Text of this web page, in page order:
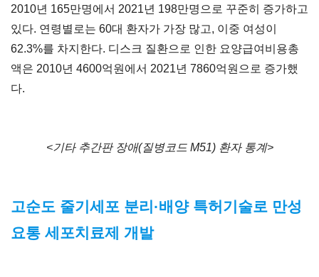
2010년 165만명에서 2021년 198만명으로 꾸준히 증가하고
있다. 연령별로는 60대 환자가 가장 많고, 이중 여성이
62.3%를 차지한다. 디스크 질환으로 인한 요양급여비용총
액은 2010년 4600억원에서 2021년 7860억원으로 증가했
다.
<기타 추간판 장애(질병코드 M51) 환자 통계>
고순도 줄기세포 분리·배양 특허기술로 만성
요통 세포치료제 개발